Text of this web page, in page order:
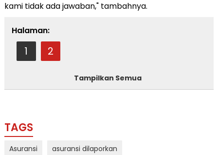
kami tidak ada jawaban," tambahnya.
Halaman:
1 2
Tampilkan Semua
TAGS
Asuransi asuransi dilaporkan